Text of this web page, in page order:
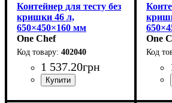
Контейнер для тесту без
кришки 46 л,
650×450×160 мм
One Chef
402040
1 537.20грн
One